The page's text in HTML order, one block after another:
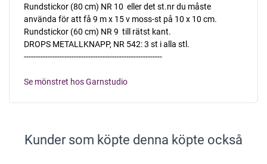
Rundstickor (80 cm) NR 10  eller det st.nr du måste
använda för att få 9 m x 15 v moss-st på 10 x 10 cm.
Rundstickor (60 cm) NR 9  till rätst kant.
DROPS METALLKNAPP, NR 542: 3 st i alla stl.
----------------------------------------------------------
Se mönstret hos Garnstudio
Kunder som köpte denna köpte också